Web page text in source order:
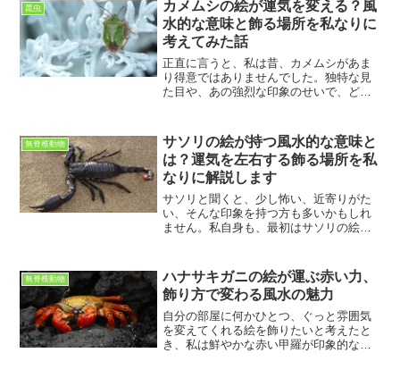
わらかく広がり、まるで呼...
昆虫
カメムシの絵が運気を変える？風
水的な意味と飾る場所を私なりに
考えてみた話
正直に言うと、私は昔、カメムシがあま
り得意ではありませんでした。独特な見
た目や、あの強烈な印象のせいで、どう
として見たら、印象は変わるのだろう
か」と考えるようになりまし...
無脊椎動物
サソリの絵が持つ風水的な意味と
は？運気を左右する飾る場所を私
なりに解説します
サソリと聞くと、少し怖い、近寄りがた
い、そんな印象を持つ方も多いかもしれ
ません。私自身も、最初はサソリの絵を
調べていくうちに、サソリという存在
が、ただ恐ろしいだけではな...
無脊椎動物
ハナサキガニの絵が運ぶ赤い力、
飾り方で変わる風水の魅力
自分の部屋に何かひとつ、ぐっと雰囲気
を変えてくれる絵を飾りたいと考えたと
き、私は鮮やかな赤い甲羅が印象的なハ